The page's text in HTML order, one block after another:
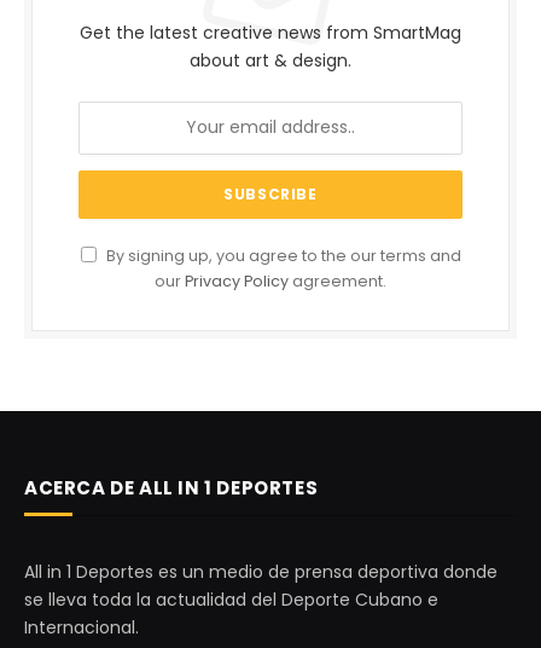
Get the latest creative news from SmartMag
about art & design.
By signing up, you agree to the our terms and
ourPrivacy Policy agreement.
ACERCA DE ALL IN 1 DEPORTES
All in 1 Deportes es un medio de prensa deportiva donde
se lleva toda la actualidad del Deporte Cubano e
Internacional.